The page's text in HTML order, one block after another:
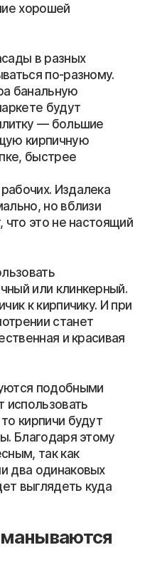
хорошей
в разных
по-разному.
банальную
будут
— большие
кирпичную
быстрее
Издалека
но вблизи
что это не настоящий
или клинкерный.
к кирпичику. И при
станет
и красивая
подобными
использовать
кирпичи будут
Благодаря этому
так как
два одинаковых
выглядеть куда